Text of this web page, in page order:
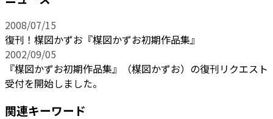
2008/07/15
復刊！楳図かずお『楳図かずお初期作品集』
2002/09/05
『楳図かずお初期作品集』（楳図かずお）の復刊リクエスト
受付を開始しました。
関連キーワード